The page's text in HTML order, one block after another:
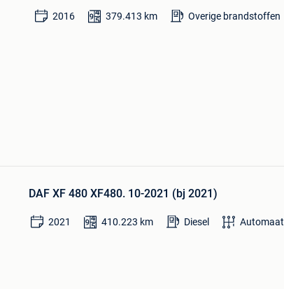
2016 379.413 km Overige brandstoffen
DAF XF 480 XF480. 10-2021 (bj 2021)
2021 410.223 km Diesel Automaat